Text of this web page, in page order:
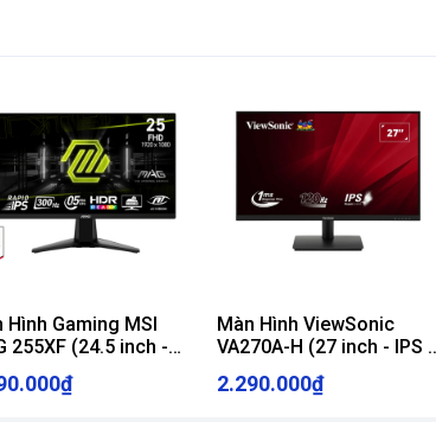
Hình Gaming MSI
255XF (24.5 inch -
- FHD - 0.5ms -
Màn Hình ViewSonic
VA270A-H (27 inch - IPS -
FHD - 120Hz - 1ms)
2.290.000₫